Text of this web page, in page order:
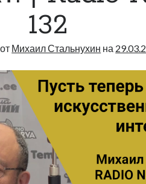
132
Михаил Стальнухин на